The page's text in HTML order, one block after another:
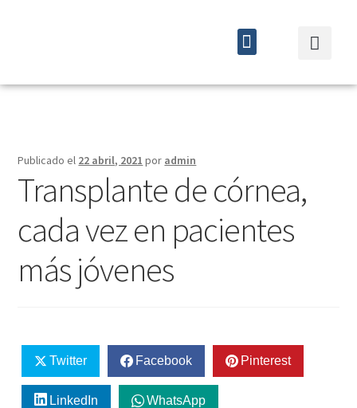
Publicado el 22 abril, 2021 por admin
Transplante de córnea,
cada vez en pacientes
más jóvenes
Twitter Facebook Pinterest
LinkedIn WhatsApp